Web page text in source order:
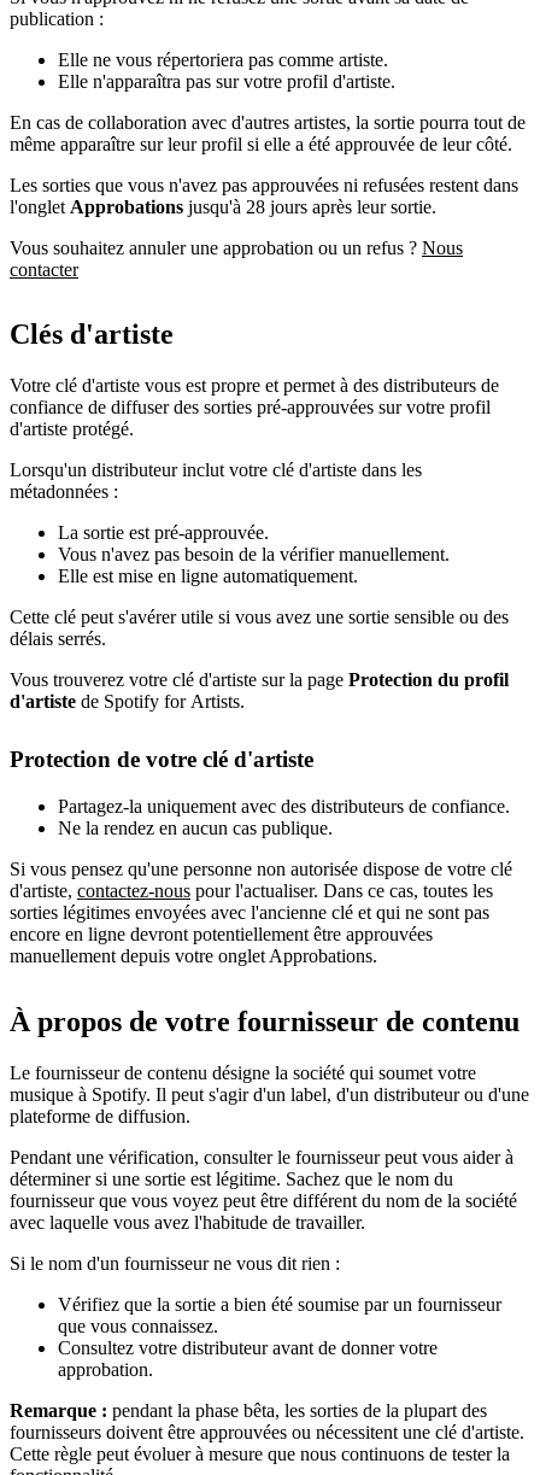
publication :
Elle ne vous répertoriera pas comme artiste.
Elle n'apparaîtra pas sur votre profil d'artiste.
En cas de collaboration avec d'autres artistes, la sortie pourra tout de
même apparaître sur leur profil si elle a été approuvée de leur côté.
Les sorties que vous n'avez pas approuvées ni refusées restent dans
l'onglet Approbations jusqu'à 28 jours après leur sortie.
Vous souhaitez annuler une approbation ou un refus ? Nous
contacter
Clés d'artiste
Votre clé d'artiste vous est propre et permet à des distributeurs de
confiance de diffuser des sorties pré-approuvées sur votre profil
d'artiste protégé.
Lorsqu'un distributeur inclut votre clé d'artiste dans les
métadonnées :
La sortie est pré-approuvée.
Vous n'avez pas besoin de la vérifier manuellement.
Elle est mise en ligne automatiquement.
Cette clé peut s'avérer utile si vous avez une sortie sensible ou des
délais serrés.
Vous trouverez votre clé d'artiste sur la page Protection du profil
d'artiste de Spotify for Artists.
Protection de votre clé d'artiste
Partagez-la uniquement avec des distributeurs de confiance.
Ne la rendez en aucun cas publique.
Si vous pensez qu'une personne non autorisée dispose de votre clé
d'artiste, contactez-nous pour l'actualiser. Dans ce cas, toutes les
sorties légitimes envoyées avec l'ancienne clé et qui ne sont pas
encore en ligne devront potentiellement être approuvées
manuellement depuis votre onglet Approbations.
À propos de votre fournisseur de contenu
Le fournisseur de contenu désigne la société qui soumet votre
musique à Spotify. Il peut s'agir d'un label, d'un distributeur ou d'une
plateforme de diffusion.
Pendant une vérification, consulter le fournisseur peut vous aider à
déterminer si une sortie est légitime. Sachez que le nom du
fournisseur que vous voyez peut être différent du nom de la société
avec laquelle vous avez l'habitude de travailler.
Si le nom d'un fournisseur ne vous dit rien :
Vérifiez que la sortie a bien été soumise par un fournisseur
que vous connaissez.
Consultez votre distributeur avant de donner votre
approbation.
Remarque : pendant la phase bêta, les sorties de la plupart des
fournisseurs doivent être approuvées ou nécessitent une clé d'artiste.
Cette règle peut évoluer à mesure que nous continuons de tester la